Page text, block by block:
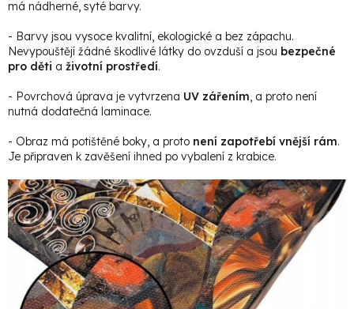
má nádherné, syté barvy.
- Barvy jsou vysoce kvalitní, ekologické a bez zápachu.
Nevypouštějí žádné škodlivé látky do ovzduší a jsou bezpečné
pro děti a životní prostředí.
- Povrchová úprava je vytvrzena UV zářením, a proto není
nutná dodatečná laminace.
- Obraz má potištěné boky, a proto není zapotřebí vnější rám.
Je připraven k zavěšení ihned po vybalení z krabice.